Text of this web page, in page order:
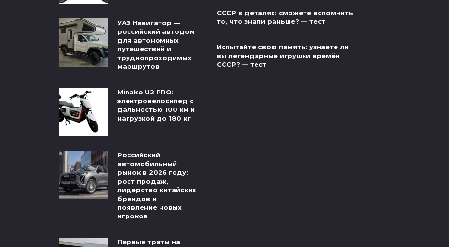
УАЗ Навигатор —
российский автодом
для автономных
путешествий и
труднопроходимых
маршрутов
Minako U2 PRO:
электровелосипед с
дальностью 100 км и
нагрузкой до 180 кг
Российский
автомобильный
рынок в 2026 году:
рост продаж,
лидерство китайских
брендов и
появление новых
игроков
Первые траты на
СССР в деталях: сможете вспомнить
то, что знали раньше? — тест
Испытайте свою память: узнаете ли
вы легендарные игрушки времён
СССР? — тест